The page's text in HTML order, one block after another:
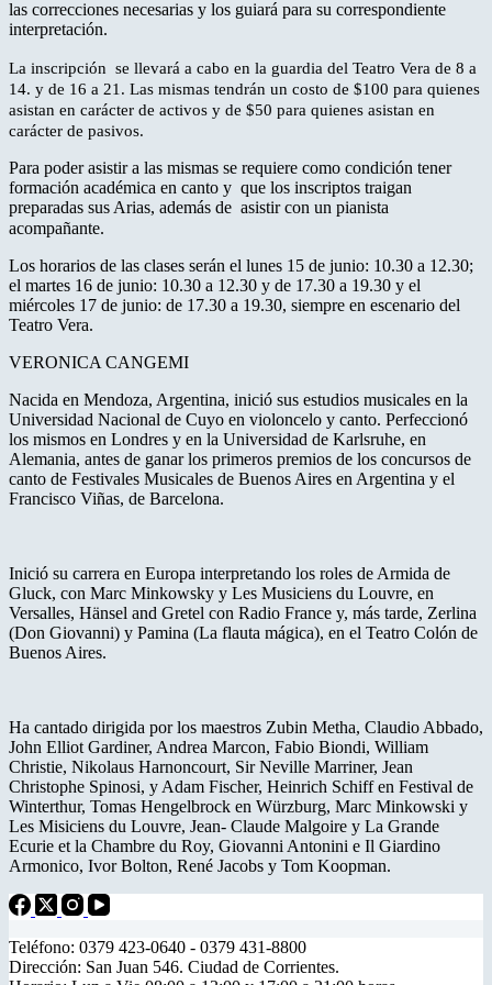
las correcciones necesarias y los guiará para su correspondiente
interpretación.
La inscripción se llevará a cabo en la guardia del Teatro Vera de 8 a
14. y de 16 a 21. Las mismas tendrán un costo de $100 para quienes
asistan en carácter de activos y de $50 para quienes asistan en
carácter de pasivos.
Para poder asistir a las mismas se requiere como condición tener
formación académica en canto y que los inscriptos traigan
preparadas sus Arias, además de asistir con un pianista
acompañante.
Los horarios de las clases serán el lunes 15 de junio: 10.30 a 12.30;
el martes 16 de junio: 10.30 a 12.30 y de 17.30 a 19.30 y el
miércoles 17 de junio: de 17.30 a 19.30, siempre en escenario del
Teatro Vera.
VERONICA CANGEMI
Nacida en Mendoza, Argentina, inició sus estudios musicales en la
Universidad Nacional de Cuyo en violoncelo y canto. Perfeccionó
los mismos en Londres y en la Universidad de Karlsruhe, en
Alemania, antes de ganar los primeros premios de los concursos de
canto de Festivales Musicales de Buenos Aires en Argentina y el
Francisco Viñas, de Barcelona.
Inició su carrera en Europa interpretando los roles de Armida de
Gluck, con Marc Minkowsky y Les Musiciens du Louvre, en
Versalles, Hänsel and Gretel con Radio France y, más tarde, Zerlina
(Don Giovanni) y Pamina (La flauta mágica), en el Teatro Colón de
Buenos Aires.
Ha cantado dirigida por los maestros Zubin Metha, Claudio Abbado,
John Elliot Gardiner, Andrea Marcon, Fabio Biondi, William
Christie, Nikolaus Harnoncourt, Sir Neville Marriner, Jean
Christophe Spinosi, y Adam Fischer, Heinrich Schiff en Festival de
Winterthur, Tomas Hengelbrock en Würzburg, Marc Minkowski y
Les Misiciens du Louvre, Jean- Claude Malgoire y La Grande
Ecurie et la Chambre du Roy, Giovanni Antonini e Il Giardino
Armonico, Ivor Bolton, René Jacobs y Tom Koopman.
Teléfono: 0379 423-0640 - 0379 431-8800
Dirección: San Juan 546. Ciudad de Corrientes.